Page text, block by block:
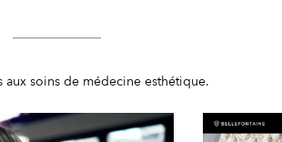
soins de médecine esthétique.